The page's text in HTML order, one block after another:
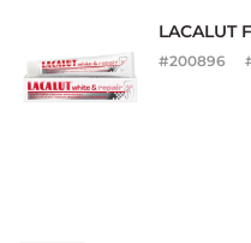
LACALUT
#200896